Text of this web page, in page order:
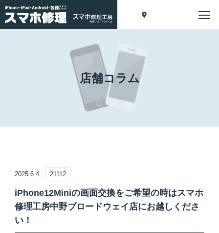
店舗コラム
2025.6.4 21112
iPhone12Miniの画面交換をご希望の時はスマホ
修理工房中野ブロードウェイ店にお越しくださ
い！